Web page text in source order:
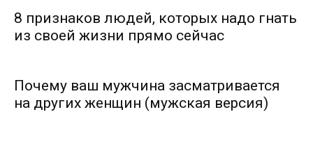
8 признаков людей, которых надо гнать
из своей жизни прямо сейчас
Почему ваш мужчина засматривается
на других женщин (мужская версия)